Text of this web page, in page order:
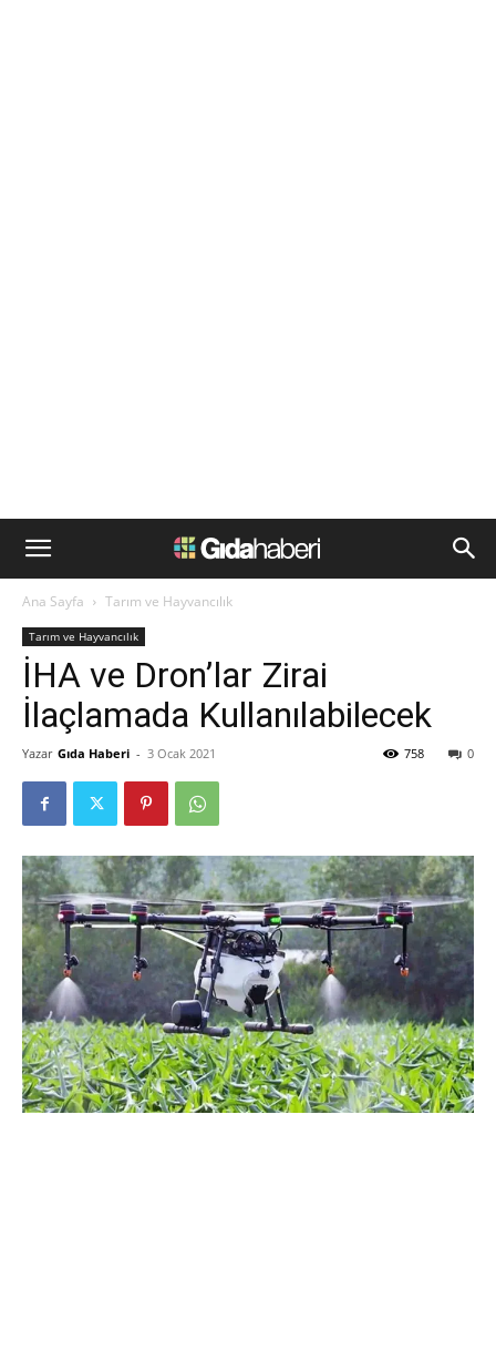
Ana Sayfa Tarım ve Hayvancılık
Tarım ve Hayvancılık
İHA ve Dron’lar Zirai
İlaçlamada Kullanılabilecek
Yazar Gıda Haberi - 3 Ocak 2021 0
758